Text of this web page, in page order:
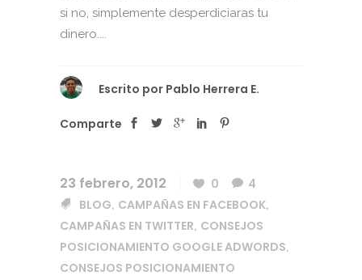
si no, simplemente desperdiciaras tu
dinero....
Escrito por Pablo Herrera E.
Comparte
23 febrero, 2012 0
4
BLOG, CAMPAÑAS EN FACEBOOK,
CAMPAÑAS EN TWITTER, CONSEJOS
POSICIONAMIENTO GOOGLE ADWORDS,
CONSEJOS POSICIONAMIENTO